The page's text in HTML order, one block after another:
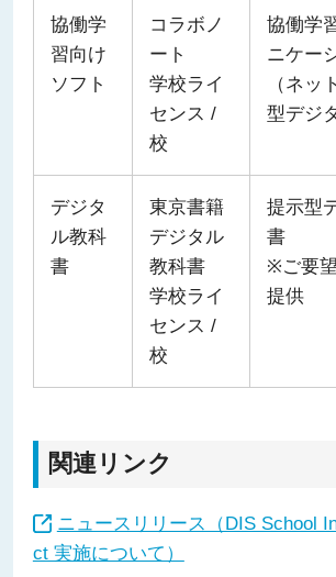
協働学
習向け
ソフト
コラボノ
ート
学校ライ
センス /
校
協働学
ニケー
（ネッ
型デジ
デジタ
ル教科
書
東京書籍
デジタル
教科書
学校ライ
センス /
校
提示型
書
※ご要
提供
関連リンク
ニュースリリース（DIS School
ct 実施について）